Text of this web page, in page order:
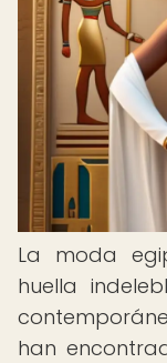
La moda
huella
han